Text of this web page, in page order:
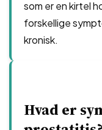
som er en kirtel
forskellige
kronisk.
Hvad er